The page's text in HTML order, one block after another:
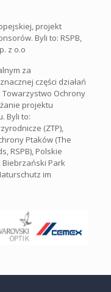
projekt
Byli to: RSPB,
z o.o
za
części działań
Towarzystwo Ochrony
projektu
Byli to:
(ZTP),
Ptaków (The
RSPB), Polskie
Biebrzański Park
im